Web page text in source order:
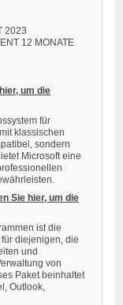
2023
12 MONATE
um die
für
klassischen
sondern
Microsoft eine
Sie hier, um die
ist die
diejenigen, die
und
von
Paket beinhaltet
Outlook,